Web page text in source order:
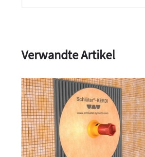
Verwandte Artikel